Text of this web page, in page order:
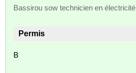
Bassirou sow technicien en électricité
Permis
B